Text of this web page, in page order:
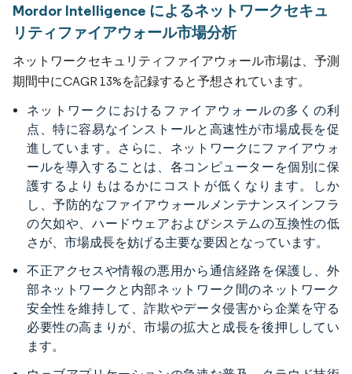
Mordor Intelligence によるネットワークセキュ
リティファイアウォール市場分析
ネットワークセキュリティファイアウォール市場は、予測
期間中にCAGR 13%を記録すると予想されています。
ネットワークにおけるファイアウォールの多くの利
点、特に容易なインストールと高速性が市場成長を促
進しています。さらに、ネットワークにファイアウォ
ールを導入することは、各コンピューターを個別に保
護するよりもはるかにコストが低くなります。しか
し、予防的なファイアウォールメンテナンスインフラ
の欠如や、ハードウェアおよびシステムの互換性の低
さが、市場成長を妨げる主要な要因となっています。
不正アクセスや情報の悪用から通信経路を保護し、外
部ネットワークと内部ネットワーク間のネットワーク
安全性を維持して、詐欺やデータ侵害から企業を守る
必要性の高まりが、市場の拡大と成長を後押ししてい
ます。